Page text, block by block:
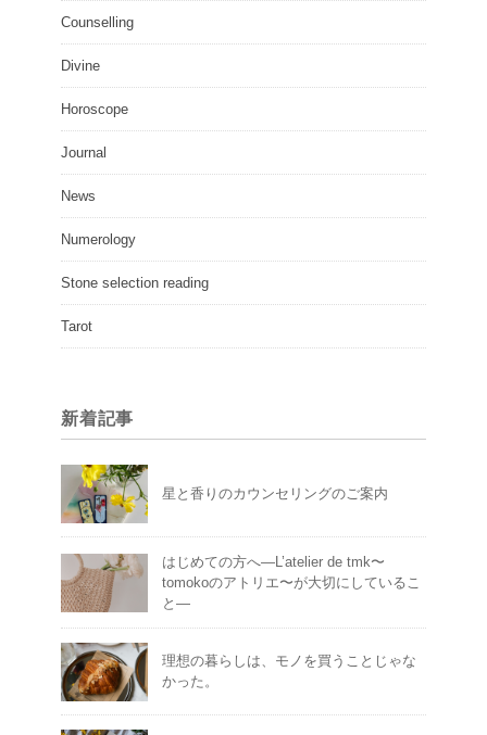
Counselling
Divine
Horoscope
Journal
News
Numerology
Stone selection reading
Tarot
新着記事
星と香りのカウンセリングのご案内
はじめての方へ―L’atelier de tmk〜
tomokoのアトリエ〜が大切にしているこ
と―
理想の暮らしは、モノを買うことじゃな
かった。